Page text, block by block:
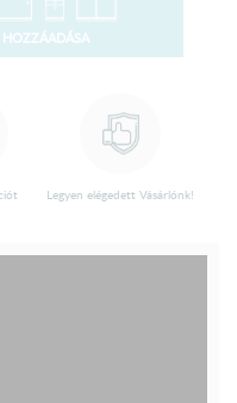
HOZZÁADÁSA
Legyen elégedett Vásárlónk!